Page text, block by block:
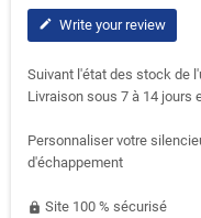
edit Write your review
Suivant l'état des stock de
Livraison sous 7 à 14 jours
Personnaliser votre
d'échappement
https Site 100 % sécurisé